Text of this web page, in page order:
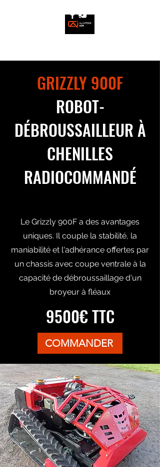
GRIZZLY 900F
ROBOT-
DÉBROUSSAILLEUR À
CHENILLES
RADIOCOMMANDÉ
Le Grizzly 900F a des avantages
uniques. Il couple la stabilité, la
maniabilité et l'adhérance offertes par
un chassis avec coupe ventrale à la
capacité de débroussaillage d'un
broyeur à fléaux
9500€ TTC
COMMANDER